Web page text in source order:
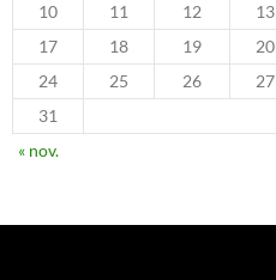
10
11 12 13
17
18 19 20
24
25 26 27
31
« nov.